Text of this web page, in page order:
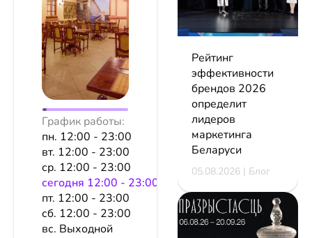
График работы:
пн. 12:00 - 23:00
вт. 12:00 - 23:00
ср. 12:00 - 23:00
сeгодня 12:00 - 23:00
пт. 12:00 - 23:00
сб. 12:00 - 23:00
вс. Выходной
Рейтинг
эффективности
брендов 2026
определит
лидеров
маркетинга
Беларуси
05.08.2026 | Блог